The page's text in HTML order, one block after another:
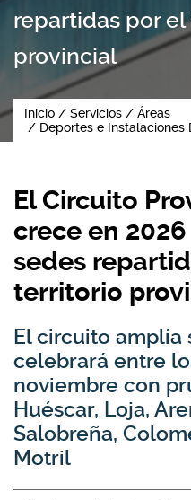
repartidas por
provincial
Inicio Servicios
Áreas
Deportes e Instalaciones
El Circuito
crece en
sedes
territorio
El circuito amplía
celebrará entre
noviembre con
Huéscar, Loja,
Salobreña,
Motril